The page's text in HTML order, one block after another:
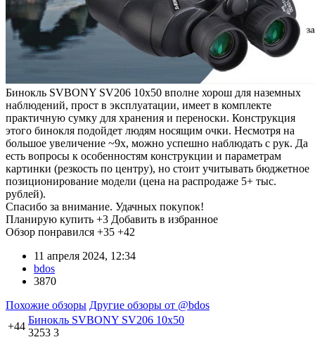
Бинокль SVBONY SV206 10х50 вполне хорош для наземных
наблюдений, прост в эксплуатации, имеет в комплекте
практичную сумку для хранения и переноски. Конструкция
этого бинокля подойдет людям носящим очки. Несмотря на
большое увеличение ~9х, можно успешно наблюдать с рук. Да
есть вопросы к особенностям конструкции и параметрам
картинки (резкость по центру), но стоит учитывать бюджетное
позиционирование модели (цена на распродаже 5+ тыс.
рублей).
Спасибо за внимание. Удачных покупок!
Планирую купить +3 Добавить в избранное
Обзор понравился +35 +42
11 апреля 2024, 12:34
bdos
3870
Похожие обзоры Другие обзоры от @bdos
+44
Бинокль SVBONY SV206 10x50
3253 3